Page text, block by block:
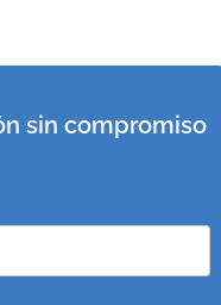
sin compromiso